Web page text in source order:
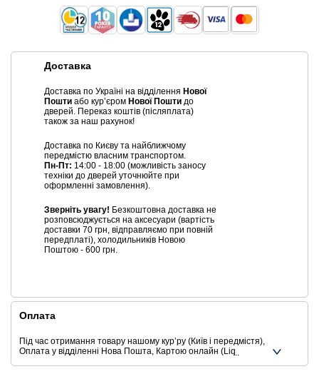
Доставка
Доставка по Україні на відділення Нової
Пошти або курʼєром Нової Пошти до
дверей. Переказ коштів (післяплата)
також за наш рахунок!
Доставка по Києву та найближчому
передмістю власним транспортом.
Пн-Пт: 14:00 - 18:00 (можливість заносу
техніки до дверей уточнюйте при
оформленні замовлення).
Зверніть увагу! Безкоштовна доставка не
розповсюджується на аксесуари (вартість
доставки 70 грн, відправляємо при повній
передплаті), холодильників Новою
Поштою - 600 грн.
Оплата
Під час отримання товару нашому курʼру (Київ і передмістя),
Оплата у відділенні Нова Пошта, Картою онлайн (Liqpay,